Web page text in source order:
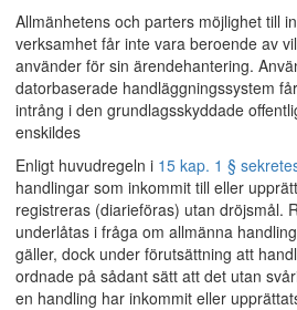
Allmänhetens och parters möjlighet till
verksamhet får inte vara beroende av
använder för sin ärendehantering.
datorbaserade handläggningssystem
intrång i den grundlagsskyddade
enskildes
Enligt huvudregeln i 15 kap. 1 §
handlingar som inkommit till eller
registreras (diarieföras) utan dröjsmål.
underlåtas i fråga om allmänna
gäller, dock under förutsättning att
ordnade på sådant sätt att det utan
en handling har inkommit eller